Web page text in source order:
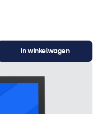
In winkelwagen